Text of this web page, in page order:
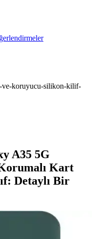
ve-koruyucu-silikon-kilif-
A35 5G
Kart
Detaylı Bir